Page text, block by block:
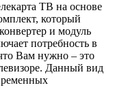
ТВ на основе
который
и модуль
потребность в
Вам нужно – это
Данный вид